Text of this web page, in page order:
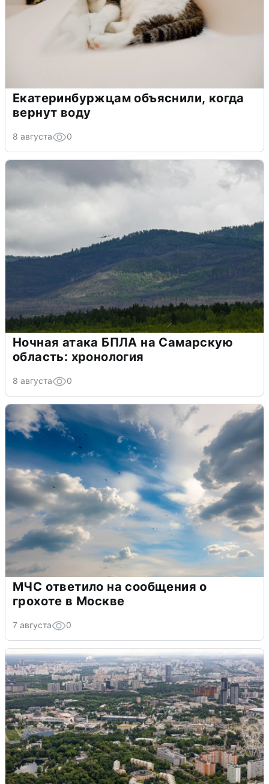
Екатеринбуржцам объяснили, когда
вернут воду
8 августа 0
Ночная атака БПЛА на Самарскую
область: хронология
8 августа 0
МЧС ответило на сообщения о
грохоте в Москве
7 августа 0